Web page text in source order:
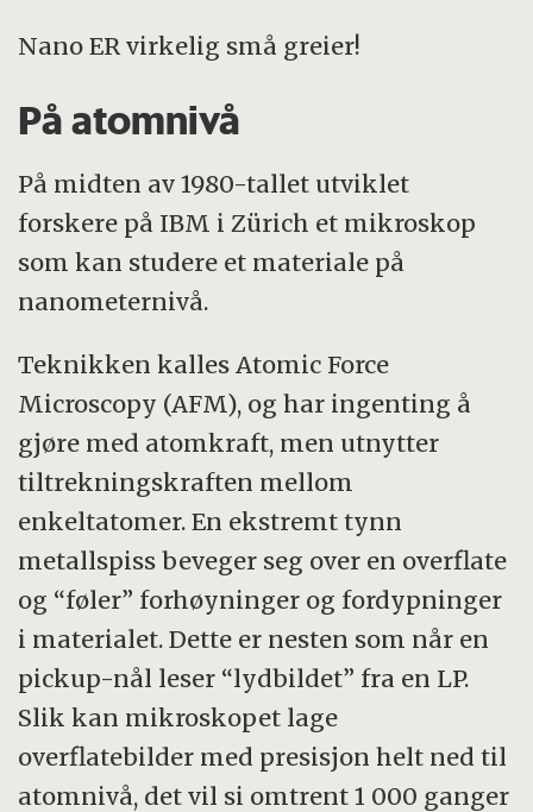
Nano ER virkelig små greier!
På atomnivå
På midten av 1980-tallet utviklet
forskere på IBM i Zürich et mikroskop
som kan studere et materiale på
nanometernivå.
Teknikken kalles Atomic Force
Microscopy (AFM), og har ingenting å
gjøre med atomkraft, men utnytter
tiltrekningskraften mellom
enkeltatomer. En ekstremt tynn
metallspiss beveger seg over en overflate
og “føler” forhøyninger og fordypninger
i materialet. Dette er nesten som når en
pickup-nål leser “lydbildet” fra en LP.
Slik kan mikroskopet lage
overflatebilder med presisjon helt ned til
atomnivå, det vil si omtrent 1 000 ganger